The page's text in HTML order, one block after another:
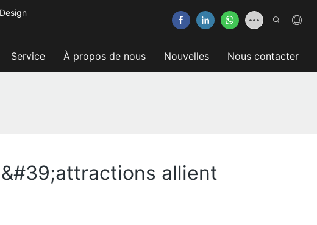
Service À propos de nous Nouvelles Nous contacter
allient